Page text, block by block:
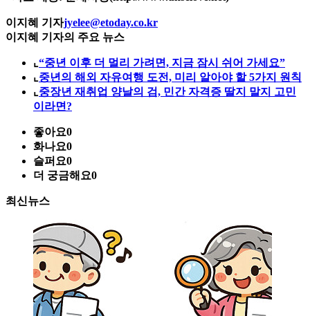
이지혜 기자jyelee@etoday.co.kr
이지혜 기자의 주요 뉴스
⌞“중년 이후 더 멀리 가려면, 지금 잠시 쉬어 가세요”
⌞중년의 해외 자유여행 도전, 미리 알아야 할 5가지 원칙
⌞중장년 재취업 양날의 검, 민간 자격증 딸지 말지 고민
이라면?
좋아요0
화나요0
슬퍼요0
더 궁금해요0
최신뉴스